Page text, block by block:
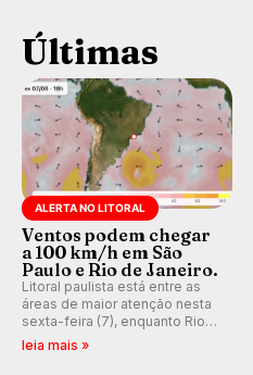
Últimas
ALERTA NO LITORAL
Ventos podem chegar
a 100 km/h em São
Paulo e Rio de Janeiro.
Litoral paulista está entre as
áreas de maior atenção nesta
sexta-feira (7), enquanto Rio
de Janeiro também recebe
leia mais »